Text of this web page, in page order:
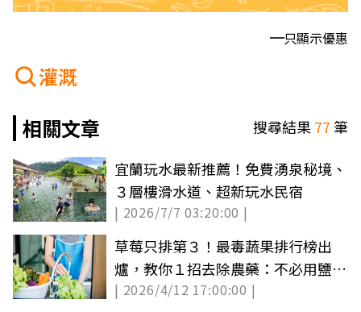
只顯示優惠
灌溉
相關文章
搜尋結果77筆
宜蘭玩水最新推薦！免費湧泉秘境、
３層樓滑水道、超新玩水民宿
| 2026/7/7 03:20:00 |
草莓只排第３！最毒蔬果排行榜出
爐，教你１招去除農藥：不必用鹽
水、清潔劑
| 2026/4/12 17:00:00 |